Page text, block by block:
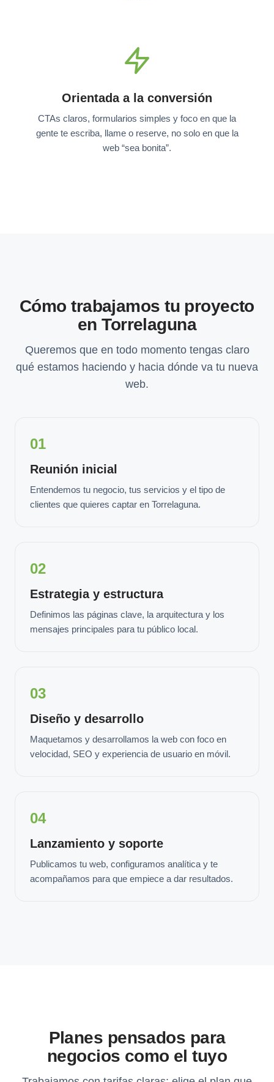
Orientada a la conversión
CTAs claros, formularios simples y foco en que la
gente te escriba, llame o reserve, no solo en que la
web “sea bonita”.
Cómo trabajamos tu proyecto
en Torrelaguna
Queremos que en todo momento tengas claro
qué estamos haciendo y hacia dónde va tu nueva
web.
01
Reunión inicial
Entendemos tu negocio, tus servicios y el tipo de
clientes que quieres captar en Torrelaguna.
02
Estrategia y estructura
Definimos las páginas clave, la arquitectura y los
mensajes principales para tu público local.
03
Diseño y desarrollo
Maquetamos y desarrollamos la web con foco en
velocidad, SEO y experiencia de usuario en móvil.
04
Lanzamiento y soporte
Publicamos tu web, configuramos analítica y te
acompañamos para que empiece a dar resultados.
Planes pensados para
negocios como el tuyo